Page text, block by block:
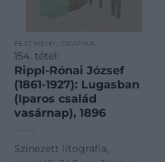
FESTMÉNY, GRAFIKA
154. tétel:
Rippl-Rónai József
(1861-1927): Lugasban
(Iparos család
vasárnap), 1896
Színezett litográfia,